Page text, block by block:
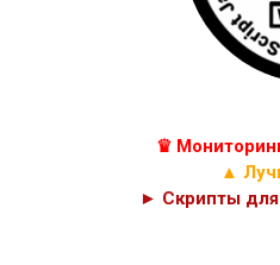
♛
▲
► Скрипты для